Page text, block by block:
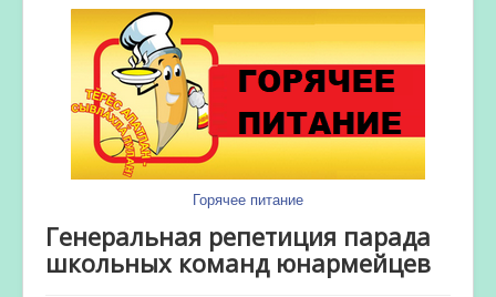
Горячее питание
Генеральная репетиция парада
школьных команд юнармейцев